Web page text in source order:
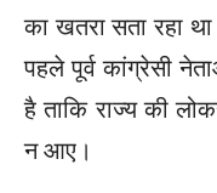
का खतरा सता रहा
पहले पूर्व कांग्रेसी
है ताकि राज्य की
न आए।